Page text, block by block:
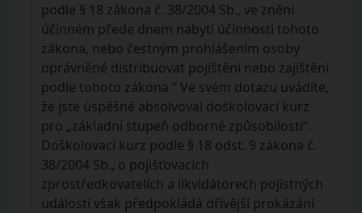
podle § 18 zákona č. 38/2004 Sb., ve znění
účinném přede dnem nabytí účinnosti tohoto
zákona, nebo čestným prohlášením osoby
oprávněné distribuovat pojištění nebo zajištění
podle tohoto zákona.“ Ve svém dotazu uvádíte,
že jste úspěšně absolvoval doškolovací kurz
pro „základní stupeň odborné způsobilosti“.
Doškolovací kurz podle § 18 odst. 9 zákona č.
38/2004 Sb., o pojišťovacích
zprostředkovatelích a likvidátorech pojistných
událostí však předpokládá dřívější prokázání